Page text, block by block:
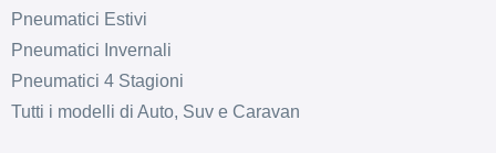
Pneumatici Estivi
Pneumatici Invernali
Pneumatici 4 Stagioni
Tutti i modelli di Auto, Suv e Caravan